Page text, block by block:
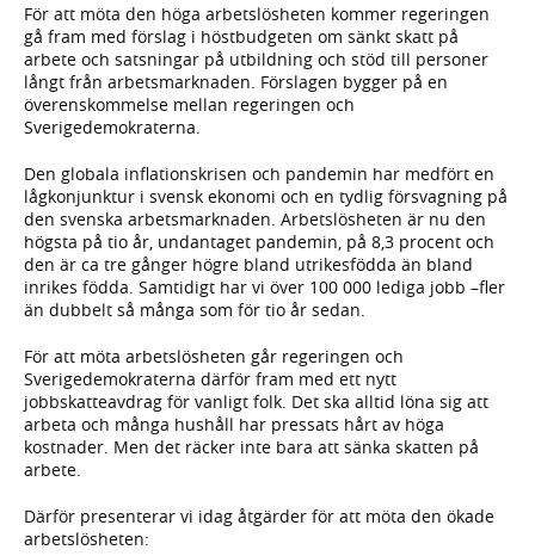
För att möta den höga arbetslösheten kommer regeringen
gå fram med förslag i höstbudgeten om sänkt skatt på
arbete och satsningar på utbildning och stöd till personer
långt från arbetsmarknaden. Förslagen bygger på en
överenskommelse mellan regeringen och
Sverigedemokraterna.
Den globala inflationskrisen och pandemin har medfört en
lågkonjunktur i svensk ekonomi och en tydlig försvagning på
den svenska arbetsmarknaden. Arbetslösheten är nu den
högsta på tio år, undantaget pandemin, på 8,3 procent och
den är ca tre gånger högre bland utrikesfödda än bland
inrikes födda. Samtidigt har vi över 100 000 lediga jobb –fler
än dubbelt så många som för tio år sedan.
För att möta arbetslösheten går regeringen och
Sverigedemokraterna därför fram med ett nytt
jobbskatteavdrag för vanligt folk. Det ska alltid löna sig att
arbeta och många hushåll har pressats hårt av höga
kostnader. Men det räcker inte bara att sänka skatten på
arbete.
Därför presenterar vi idag åtgärder för att möta den ökade
arbetslösheten: